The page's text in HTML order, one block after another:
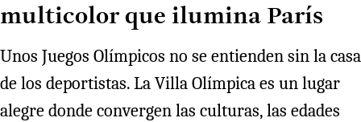
multicolor que ilumina París
Unos Juegos Olímpicos no se entienden sin la casa
de los deportistas. La Villa Olímpica es un lugar
alegre donde convergen las culturas, las edades